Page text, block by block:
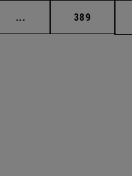
... Páginas intermedias
Página
389